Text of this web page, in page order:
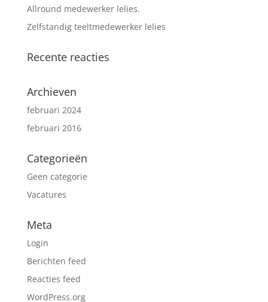
Allround medewerker lelies.
Zelfstandig teeltmedewerker lelies
Recente reacties
Archieven
februari 2024
februari 2016
Categorieën
Geen categorie
Vacatures
Meta
Login
Berichten feed
Reacties feed
WordPress.org